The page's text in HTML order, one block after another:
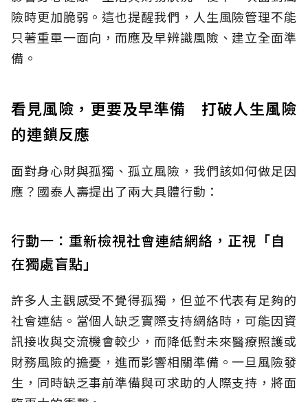
險時更加脆弱。這也提醒我們，人生風險管理不能
只著重單一面向，而應及早辨識風險、建立全面準
備。
看見風險，更要及早準備 打破人生風險
的連鎖反應
面對身心財與孤獨、孤立風險，我們該如何做足因
應？國泰人壽提出了兩大具體行動：
行動一：重新檢視社會連結網絡，正視「自
在獨處盲點」
許多人主觀感受不覺得孤獨，但並不代表有足夠的
社會連結。當個人缺乏實際支持網絡時，可能因資
訊接收與交流機會較少，而降低對未來醫療照護或
財務風險的擔憂，進而影響相關準備。一旦風險發
生，同時缺乏事前準備與可求助的人際支持，將面